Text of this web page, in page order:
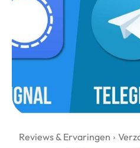
Gadgets
Top 5 van
Health &
Nieuws &
Over Valerie
Reviews & Ervaringen